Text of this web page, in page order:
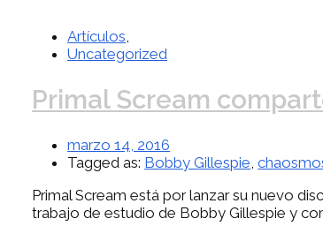
Artículos,
Uncategorized
Primal Scream
marzo 14, 2016
Tagged as: Bobby Gillespie ,
Primal Scream está por lanzar su nuevo
trabajo de estudio de Bobby Gillespie y